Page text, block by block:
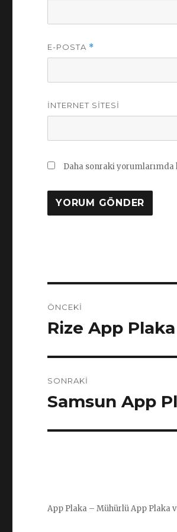
E-POSTA *
İNTERNET SITESI
Daha sonraki yorumlarımda
gezinmesi
ÖNCEKI
Önceki
Rize App Plaka
SONRAKI
Sonraki
Samsun App
App Plaka – Mühürlü App Plaka